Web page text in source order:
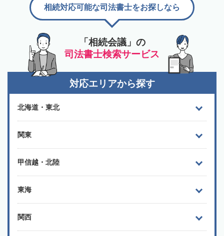
「相続会議」の
司法書士検索サービス
相続対応可能な司法書士をお探しなら
対応エリアから探す
北海道・東北
関東
甲信越・北陸
東海
関西